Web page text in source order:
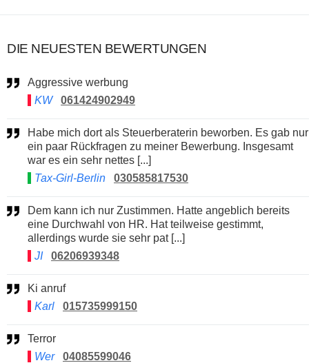
DIE NEUESTEN BEWERTUNGEN
Aggressive werbung
KW
061424902949
Habe mich dort als Steuerberaterin beworben. Es gab nur
ein paar Rückfragen zu meiner Bewerbung. Insgesamt
war es ein sehr nettes [...]
Tax-Girl-Berlin
030585817530
Dem kann ich nur Zustimmen. Hatte angeblich bereits
eine Durchwahl von HR. Hat teilweise gestimmt,
allerdings wurde sie sehr pat [...]
JI
06206939348
Ki anruf
Karl
015735999150
Terror
Wer
04085599046